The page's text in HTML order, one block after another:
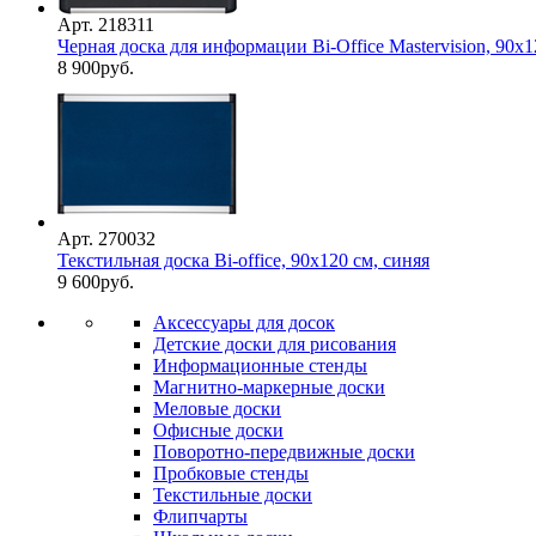
Арт. 218311
Черная доска для информации Bi-Office Mastervision,
8 900руб.
Арт. 270032
Текстильная доска Bi-office, 90x120 см, синяя
9 600руб.
Аксессуары для досок
Детские доски для рисования
Информационные стенды
Магнитно-маркерные доски
Меловые доски
Офисные доски
Поворотно-передвижные доски
Пробковые стенды
Текстильные доски
Флипчарты